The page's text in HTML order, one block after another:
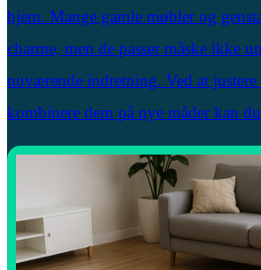
hjem. Mange gamle møbler og
charme, men de passer måske ikke
nuværende indretning. Ved at justere
kombinere dem på nye måder kan